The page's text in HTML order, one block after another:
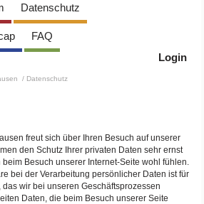
Datenschutz
FAQ
Login
/ Datenschutz
freut sich über Ihren Besuch auf unserer
den Schutz Ihrer privaten Daten sehr ernst
Besuch unserer Internet-Seite wohl fühlen.
bei der Verarbeitung persönlicher Daten ist für
wir bei unseren Geschäftsprozessen
Daten, die beim Besuch unserer Seite